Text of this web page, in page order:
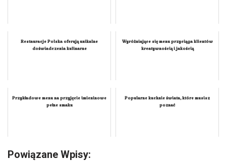
Restauracje Polska oferują unikalne
doświadczenia kulinarne
Wyróżniające się menu przyciąga klientów
kreatywnością i jakością
Przykładowe menu na przyjęcie imieninowe
pełne smaku
Popularne kuchnie świata, które musisz
poznać
Powiązane Wpisy: